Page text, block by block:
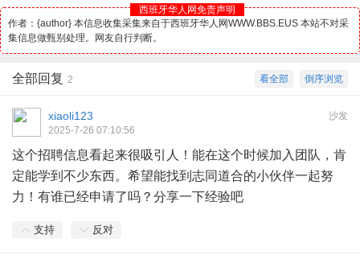
西班牙华人网免责声明
作者：{author} 本信息收集采集来自于西班牙华人网WWW.BBS.EUS 本站不对采
集信息做甄别处理。网友自行判断。
倒序浏览
看全部
全部回复 2
沙发
xiaoli123
2025-7-26 07:10:56
这个招聘信息看起来很吸引人！能在这个时候加入团队，肯
定能学到不少东西。希望能找到志同道合的小伙伴一起努
力！有谁已经申请了吗？分享一下经验吧
支持 反对